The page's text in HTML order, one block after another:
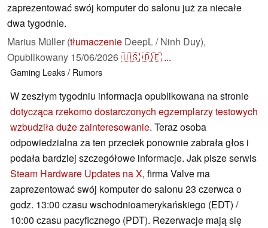
zaprezentować swój komputer do salonu już za niecałe
dwa tygodnie.
Marius Müller (tłumaczenie DeepL / Ninh Duy),
Opublikowany 15/06/2026🇺🇸🇩🇪 ...
Gaming Leaks / Rumors
W zeszłym tygodniu informacja opublikowana na stronie
dotycząca rzekomo dostarczonych egzemplarzy testowych
wzbudziła duże zainteresowanie. Teraz osoba
odpowiedzialna za ten przeciek ponownie zabrała głos i
podała bardziej szczegółowe informacje. Jak pisze serwis
Steam Hardware Updates na X, firma Valve ma
zaprezentować swój komputer do salonu 23 czerwca o
godz. 13:00 czasu wschodnioamerykańskiego (EDT) /
10:00 czasu pacyficznego (PDT). Rezerwacje mają się